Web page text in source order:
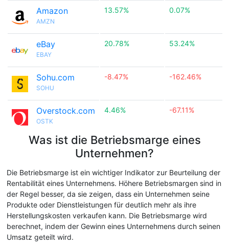
Amazon
AMZN
13.57% 0.07%
eBay
EBAY
20.78% 53.24%
Sohu.com
SOHU
-8.47% -162.46%
Overstock.com
OSTK
4.46% -67.11%
Was ist die Betriebsmarge eines
Unternehmen?
Die Betriebsmarge ist ein wichtiger Indikator zur Beurteilung der
Rentabilität eines Unternehmens. Höhere Betriebsmargen sind in
der Regel besser, da sie zeigen, dass ein Unternehmen seine
Produkte oder Dienstleistungen für deutlich mehr als ihre
Herstellungskosten verkaufen kann. Die Betriebsmarge wird
berechnet, indem der Gewinn eines Unternehmens durch seinen
Umsatz geteilt wird.